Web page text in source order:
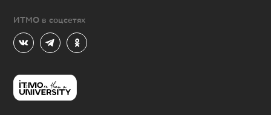
ИТМО в соцсетях